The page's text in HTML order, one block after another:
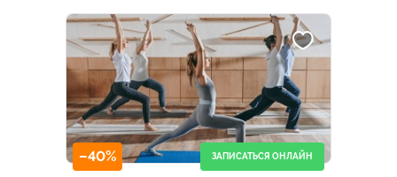
–40% ЗАПИСАТЬСЯ ОНЛАЙН